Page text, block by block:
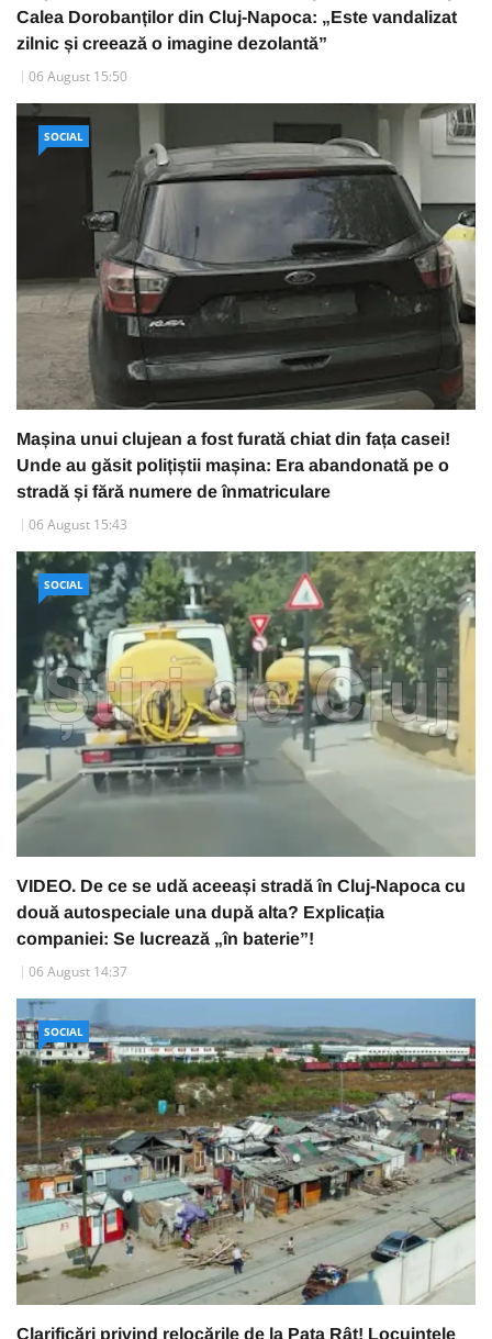
Calea Dorobanților din Cluj-Napoca: „Este vandalizat
zilnic și creează o imagine dezolantă”
06 August 15:50
SOCIAL
Mașina unui clujean a fost furată chiat din fața casei!
Unde au găsit polițiștii mașina: Era abandonată pe o
stradă și fără numere de înmatriculare
06 August 15:43
SOCIAL
VIDEO. De ce se udă aceeași stradă în Cluj-Napoca cu
două autospeciale una după alta? Explicația
companiei: Se lucrează „în baterie”!
06 August 14:37
SOCIAL
Clarificări privind relocările de la Pata Rât! Locuințele